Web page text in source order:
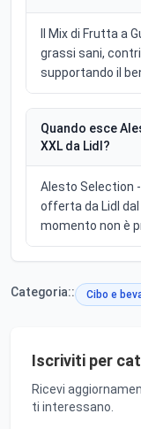
Il Mix di Frutta a
grassi sani,
supportando il
Quando esce
XXL da Lidl?
Alesto Selection
offerta da Lidl dal
momento non è
Categoria:: Cibo e
Iscriviti per
Ricevi
ti interessano.